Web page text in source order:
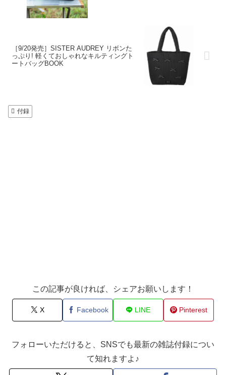
［9/20発売］SISTER AUDREY リボンた
っぷり! 軽くておしゃれなキルティングト
ートバッグBOOK
付録
この記事が良ければ、シェアお願いします！
X Facebook LINE Pinterest
フォローいただけると、SNSでも最新の雑誌付録につい
て知れますよ♪